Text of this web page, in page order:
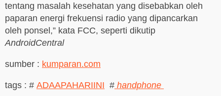
tentang masalah kesehatan yang disebabkan oleh
paparan energi frekuensi radio yang dipancarkan
oleh ponsel,” kata FCC, seperti dikutip
AndroidCentral
sumber : kumparan.com
tags : # ADAAPAHARIINI # handphone